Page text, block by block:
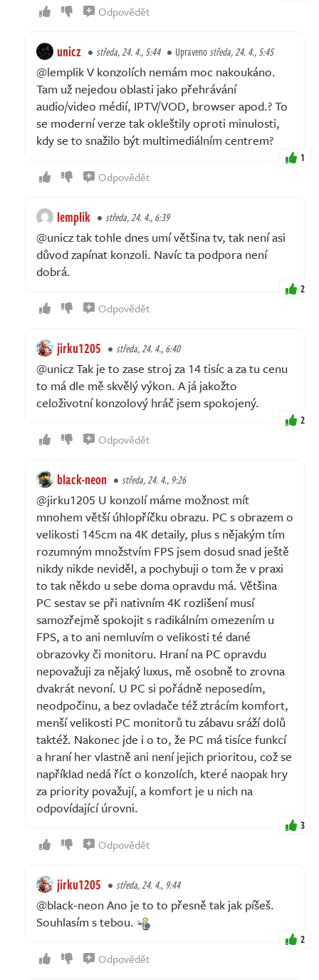
Odpovědět
unicz středa, 24. 4., 5:44 Upravenostředa, 24. 4., 5:45
@lemplik V konzolích nemám moc nakoukáno.
Tam už nejedou oblasti jako přehrávání
audio/video médií, IPTV/VOD, browser apod.? To
se moderní verze tak okleštily oproti minulosti,
kdy se to snažilo být multimediálním centrem?
1
Odpovědět
lemplik středa, 24. 4., 6:39
@unicz tak tohle dnes umí většina tv, tak není asi
důvod zapínat konzoli. Navíc ta podpora není
dobrá.
2
Odpovědět
jirku1205 středa, 24. 4., 6:40
@unicz Tak je to zase stroj za 14 tisíc a za tu cenu
to má dle mě skvělý výkon. A já jakožto
celoživotní konzolový hráč jsem spokojený.
2
Odpovědět
black-neon středa, 24. 4., 9:26
@jirku1205 U konzolí máme možnost mít
mnohem větší úhlopříčku obrazu. PC s obrazem o
velikosti 145cm na 4K detaily, plus s nějakým tím
rozumným množstvím FPS jsem dosud snad ještě
nikdy nikde neviděl, a pochybuji o tom že v praxi
to tak někdo u sebe doma opravdu má. Většina
PC sestav se při nativním 4K rozlišení musí
samozřejmě spokojit s radikálním omezením u
FPS, a to ani nemluvím o velikosti té dané
obrazovky či monitoru. Hraní na PC opravdu
nepovažuji za nějaký luxus, mě osobně to zrovna
dvakrát nevoní. U PC si pořádně neposedím,
neodpočinu, a bez ovladače též ztrácím komfort,
menší velikosti PC monitorů tu zábavu sráží dolů
taktéž. Nakonec jde i o to, že PC má tisíce funkcí
a hraní her vlastně ani není jejich prioritou, což se
například nedá říct o konzolích, které naopak hry
za priority považují, a komfort je u nich na
odpovídající úrovni.
3
Odpovědět
jirku1205 středa, 24. 4., 9:44
@black-neon Ano je to to přesně tak jak píšeš.
Souhlasím s tebou.
2
Odpovědět